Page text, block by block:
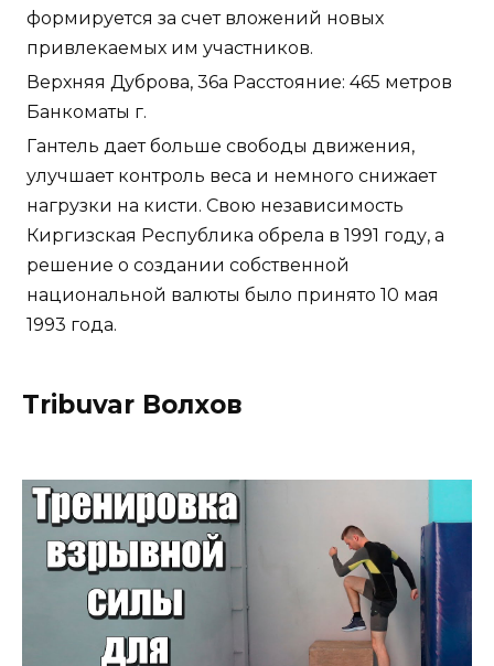
формируется за счет вложений новых
привлекаемых им участников.
Верхняя Дуброва, 36а Расстояние: 465 метров
Банкоматы г.
Гантель дает больше свободы движения,
улучшает контроль веса и немного снижает
нагрузки на кисти. Свою независимость
Киргизская Республика обрела в 1991 году, а
решение о создании собственной
национальной валюты было принято 10 мая
1993 года.
Tribuvar Волхов